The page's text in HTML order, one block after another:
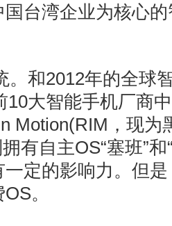
台湾企业为核心
。和2012年的全球
10大智能手机厂商
Motion(RIM，现为
有自主OS“塞班”和
定的影响力。但
。